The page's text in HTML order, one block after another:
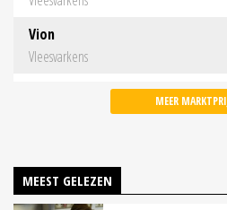
Vion
Vleesvarkens
MEER
MEEST GELEZEN